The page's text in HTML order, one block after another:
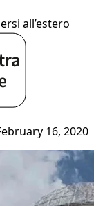
all’estero
16, 2020